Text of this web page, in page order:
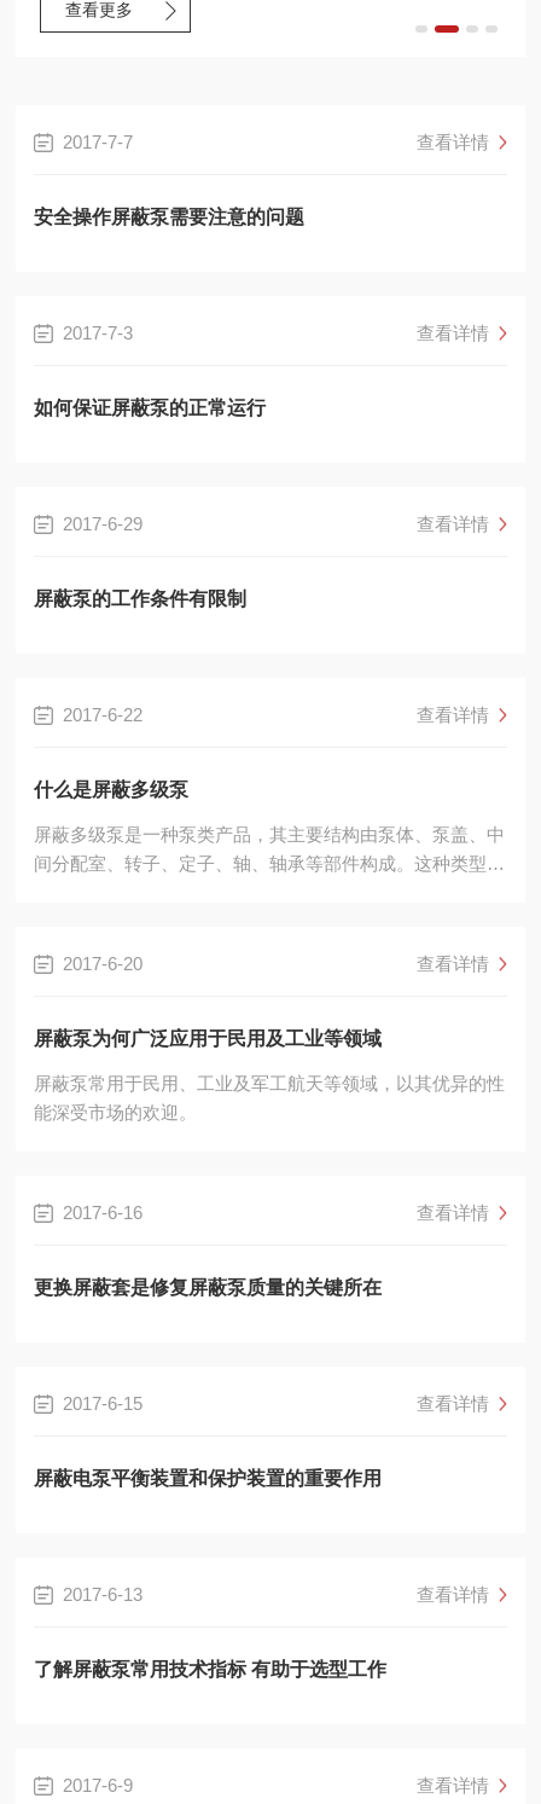
查看更多
2017-7-7 查看详情
安全操作屏蔽泵需要注意的问题
2017-7-3 查看详情
如何保证屏蔽泵的正常运行
2017-6-29 查看详情
屏蔽泵的工作条件有限制
2017-6-22 查看详情
什么是屏蔽多级泵
屏蔽多级泵是一种泵类产品，其主要结构由泵体、泵盖、中
间分配室、转子、定子、轴、轴承等部件构成。这种类型的
和降低噪音和振动的效果。
2017-6-20 查看详情
屏蔽泵为何广泛应用于民用及工业等领域
屏蔽泵常用于民用、工业及军工航天等领域，以其优异的性
能深受市场的欢迎。
2017-6-16 查看详情
更换屏蔽套是修复屏蔽泵质量的关键所在
2017-6-15 查看详情
屏蔽电泵平衡装置和保护装置的重要作用
2017-6-13 查看详情
了解屏蔽泵常用技术指标 有助于选型工作
2017-6-9 查看详情